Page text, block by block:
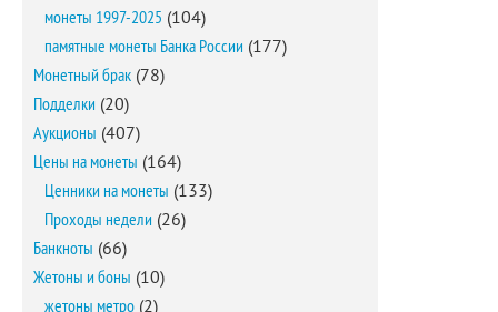
монеты 1997-2025 (104)
памятные монеты Банка России (177)
Монетный брак (78)
Подделки (20)
Аукционы (407)
Цены на монеты (164)
Ценники на монеты (133)
Проходы недели (26)
Банкноты (66)
Жетоны и боны (10)
жетоны метро (2)